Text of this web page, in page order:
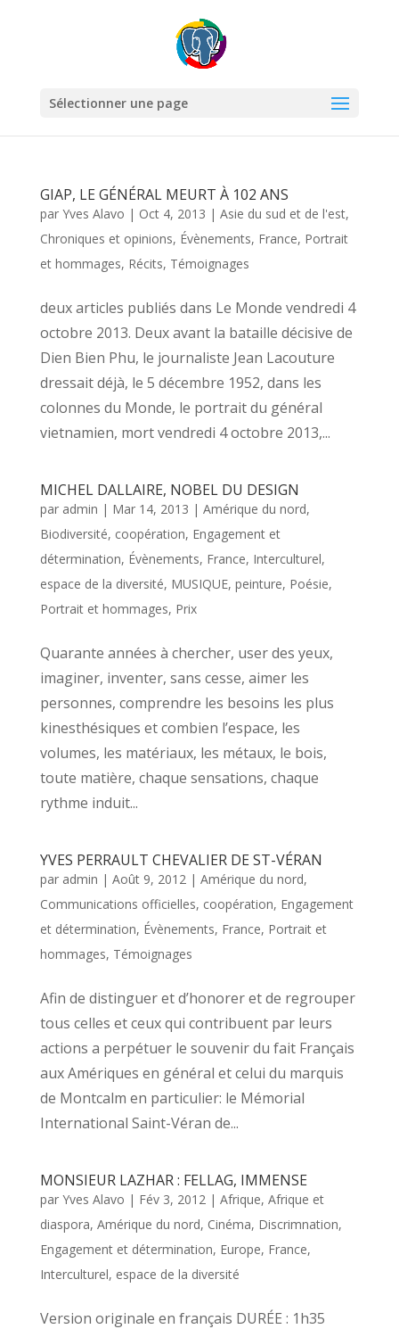
Sélectionner une page
GIAP, LE GÉNÉRAL MEURT À 102 ANS
par Yves Alavo | Oct 4, 2013 | Asie du sud et de l'est,
Chroniques et opinions, Évènements, France, Portrait
et hommages, Récits, Témoignages
deux articles publiés dans Le Monde vendredi 4
octobre 2013. Deux avant la bataille décisive de
Dien Bien Phu, le journaliste Jean Lacouture
dressait déjà, le 5 décembre 1952, dans les
colonnes du Monde, le portrait du général
vietnamien, mort vendredi 4 octobre 2013,...
MICHEL DALLAIRE, NOBEL DU DESIGN
par admin | Mar 14, 2013 | Amérique du nord,
Biodiversité, coopération, Engagement et
détermination, Évènements, France, Interculturel,
espace de la diversité, MUSIQUE, peinture, Poésie,
Portrait et hommages, Prix
Quarante années à chercher, user des yeux,
imaginer, inventer, sans cesse, aimer les
personnes, comprendre les besoins les plus
kinesthésiques et combien l’espace, les
volumes, les matériaux, les métaux, le bois,
toute matière, chaque sensations, chaque
rythme induit...
YVES PERRAULT CHEVALIER DE ST-VÉRAN
par admin | Août 9, 2012| Amérique du nord,
Communications officielles, coopération, Engagement
et détermination, Évènements, France, Portrait et
hommages, Témoignages
Afin de distinguer et d’honorer et de regrouper
tous celles et ceux qui contribuent par leurs
actions a perpétuer le souvenir du fait Français
aux Amériques en général et celui du marquis
de Montcalm en particulier: le Mémorial
International Saint-Véran de...
MONSIEUR LAZHAR : FELLAG, IMMENSE
par Yves Alavo | Fév 3, 2012| Afrique, Afrique et
diaspora, Amérique du nord, Cinéma, Discrimnation,
Engagement et détermination, Europe, France,
Interculturel, espace de la diversité
Version originale en français DURÉE : 1h35